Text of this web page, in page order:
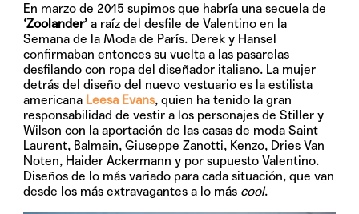
En marzo de 2015 supimos que habría una secuela de
‘Zoolander’ a raíz del desfile de Valentino en la
Semana de la Moda de París. Derek y Hansel
confirmaban entonces su vuelta a las pasarelas
desfilando con ropa del diseñador italiano. La mujer
detrás del diseño del nuevo vestuario es la estilista
americana Leesa Evans, quien ha tenido la gran
responsabilidad de vestir a los personajes de Stiller y
Wilson con la aportación de las casas de moda Saint
Laurent, Balmain,Giuseppe Zanotti, Kenzo, Dries Van
Noten, Haider Ackermann y por supuestoValentino.
Diseños de lo más variado para cada situación, que van
desde los más extravagantes a lo más cool.